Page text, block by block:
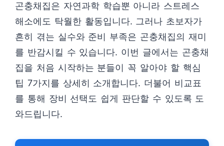
곤충채집은 자연과학 학습뿐 아니라 스트레스
해소에도 탁월한 활동입니다. 그러나 초보자가
흔히 겪는 실수와 준비 부족은 곤충채집의 재미
를 반감시킬 수 있습니다. 이번 글에서는 곤충채
집을 처음 시작하는 분들이 꼭 알아야 할 핵심
팁 7가지를 상세히 소개합니다. 더불어 비교표
를 통해 장비 선택도 쉽게 판단할 수 있도록 도
와드립니다.